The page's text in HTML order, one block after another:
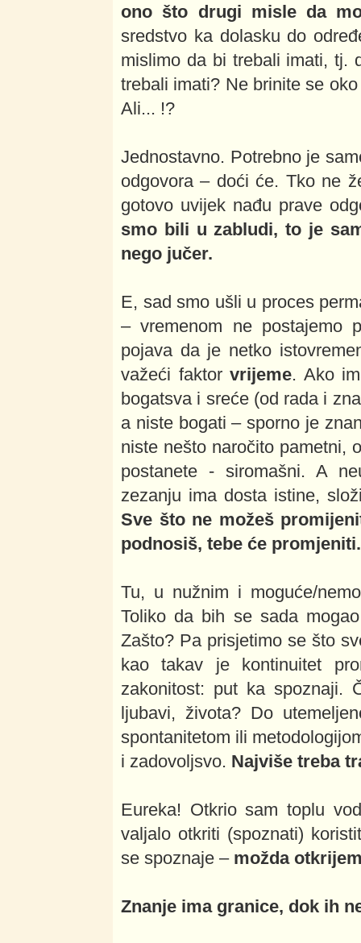
ono što drugi misle da
sredstvo ka dolasku do
mislimo da bi trebali imati, tj.
trebali imati? Ne brinite se
Ali... !?
Jednostavno. Potrebno je
odgovora – doći će. Tko ne
gotovo uvijek nađu prave
smo bili u zabludi, to je
nego jučer.
E, sad smo ušli u proces
– vremenom ne postajemo
pojava da je netko
važeći faktorvrijeme. Ako
bogatsva i sreće (od rada i
a niste bogati – sporno je
niste nešto naročito pametni,
postanete - siromašni. A
zezanju ima dosta istine,
Sve što ne možeš
podnosiš, tebe će promjeniti.
Tu, u nužnim i moguće/
Toliko da bih se sada
Zašto? Pa prisjetimo se što
kao takav je kontinuitet
zakonitost: put ka spoznaji.
ljubavi, života? Do
spontanitetom ili
i zadovoljsvo. Najviše treba
Eureka! Otkrio sam toplu
valjalo otkriti (spoznati)
se spoznaje – možda
Znanje ima granice, dok ih